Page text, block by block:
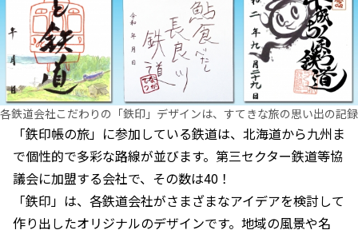
各鉄道会社こだわりの「鉄印」デザインは、すてきな旅の思い出の記録
「鉄印帳の旅」に参加している鉄道は、北海道から九州ま
で個性的で多彩な路線が並びます。第三セクター鉄道等協
議会に加盟する会社で、その数は40！
「鉄印」は、各鉄道会社がさまざまなアイデアを検討して
作り出したオリジナルのデザインです。地域の風景や名